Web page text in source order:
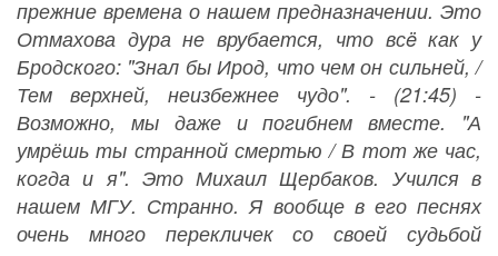
прежние времена о нашем предназначении. Это
Отмахова дура не врубается, что всë как у
Бродского: "Знал бы Ирод, что чем он сильней, /
Тем верхней, неизбежнее чудо". - (21:45) -
Возможно, мы даже и погибнем вместе. "А
умрёшь ты странной смертью / В тот же час,
когда и я". Это Михаил Щербаков. Учился в
нашем МГУ. Странно. Я вообще в его песнях
очень много перекличек со своей судьбой